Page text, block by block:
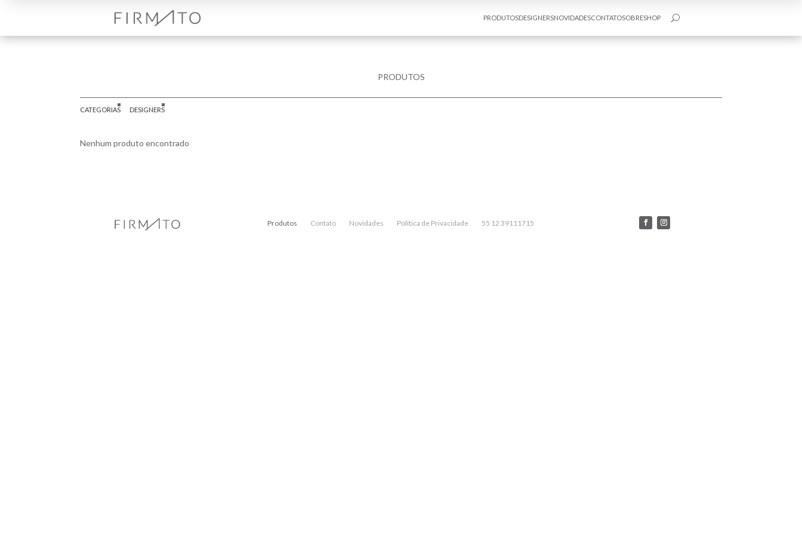
PRODUTOSDESIGNERSNOVIDADESCONTATOSOBRESHOP U
PRODUTOS
CATEGORIAS DESIGNERS
Nenhum produto encontrado
Produtos Contato Novidades Política de Privacidade 55 12 39111715